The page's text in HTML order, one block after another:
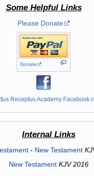
Some Helpful Links
Please Donate
Donate
Receptus Academy Facebook
Internal Links
- New Testament
New Testament KJV 2016